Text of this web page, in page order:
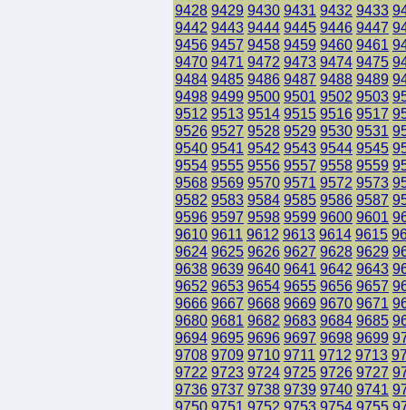
9428 9429 9430 9431 9432 9433
9442 9443 9444 9445 9446 9447
9456 9457 9458 9459 9460 9461
9470 9471 9472 9473 9474 9475
9484 9485 9486 9487 9488 9489
9498 9499 9500 9501 9502 9503
9512 9513 9514 9515 9516 9517
9526 9527 9528 9529 9530 9531
9540 9541 9542 9543 9544 9545
9554 9555 9556 9557 9558 9559
9568 9569 9570 9571 9572 9573
9582 9583 9584 9585 9586 9587
9596 9597 9598 9599 9600 9601
9610 9611 9612 9613 9614 9615
9624 9625 9626 9627 9628 9629
9638 9639 9640 9641 9642 9643
9652 9653 9654 9655 9656 9657
9666 9667 9668 9669 9670 9671
9680 9681 9682 9683 9684 9685
9694 9695 9696 9697 9698 9699
9708 9709 9710 9711 9712 9713
9722 9723 9724 9725 9726 9727
9736 9737 9738 9739 9740 9741
9750 9751 9752 9753 9754 9755